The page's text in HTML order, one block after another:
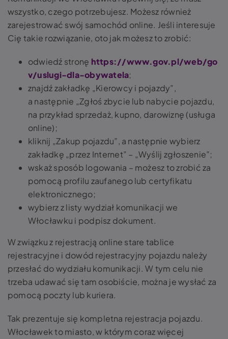
wszystko, czego potrzebujesz. Możesz również
zarejestrować swój samochód online. Jeśli interesuje
Cię takie rozwiązanie, oto jak możesz to zrobić:
odwiedź stronę https://www.gov.pl/web/go
v/uslugi-dla-obywatela;
znajdź zakładkę „Kierowcy i pojazdy”,
a następnie „Zgłoś zbycie lub nabycie pojazdu,
na przykład sprzedaż, kupno, darowiznę (usługa
online);
kliknij „Zakup pojazdu”, a następnie wybierz
zakładkę „przez Internet” – „Wyślij zgłoszenie”;
wskaż sposób logowania – możesz to zrobić za
pomocą profilu zaufanego lub certyfikatu
elektronicznego;
wybierz z listy wydział komunikacji we
Włocławku i podpisz dokument.
W związku z rejestracją online stare tablice
rejestracyjne i dowód rejestracyjny pojazdu należy
przesłać do wydziału komunikacji. W tym celu nie
trzeba udawać się tam osobiście, można je wysłać za
pomocą poczty lub kuriera.
Tak prezentuje się kompletna rejestracja pojazdu.
Włocławek to miasto, w którym coraz więcej